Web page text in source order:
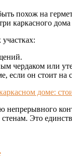
похож на
каркасного
чердаком или
если он стоит на
доме:
Это